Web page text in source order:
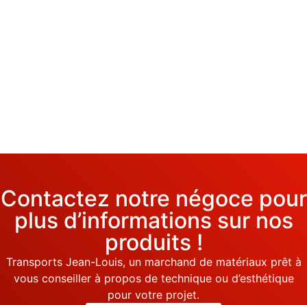
Contactez notre négoce pour
plus d’informations sur nos
produits !
Transports Jean-Louis, un marchand de matériaux prêt à
vous conseiller à propos de technique ou d’esthétique
pour votre projet.